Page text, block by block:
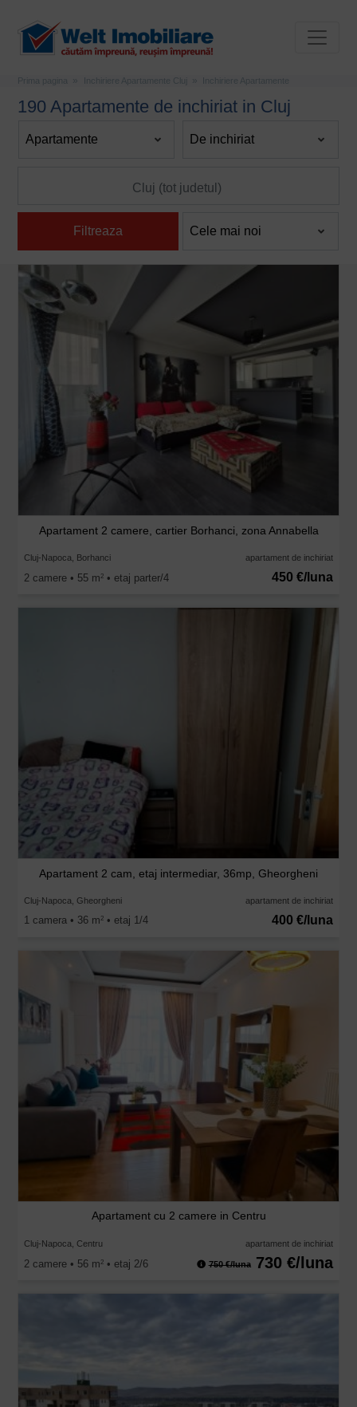
Prima pagina Inchiriere Apartamente Cluj Inchiriere Apartamente
190 Apartamente de inchiriat in Cluj
Filtreaza
Apartament 2 camere, cartier Borhanci, zona Annabella
Cluj-Napoca, Borhanci apartament de inchiriat
2 camere • 55 m2 • etaj parter/4 450 €/luna
Apartament 2 cam, etaj intermediar, 36mp, Gheorgheni
Cluj-Napoca, Gheorgheni apartament de inchiriat
1 camera • 36 m2 • etaj 1/4 400 €/luna
Apartament cu 2 camere in Centru
Cluj-Napoca, Centru apartament de inchiriat
2 camere • 56 m2 • etaj 2/6 750 €/luna 730 €/luna